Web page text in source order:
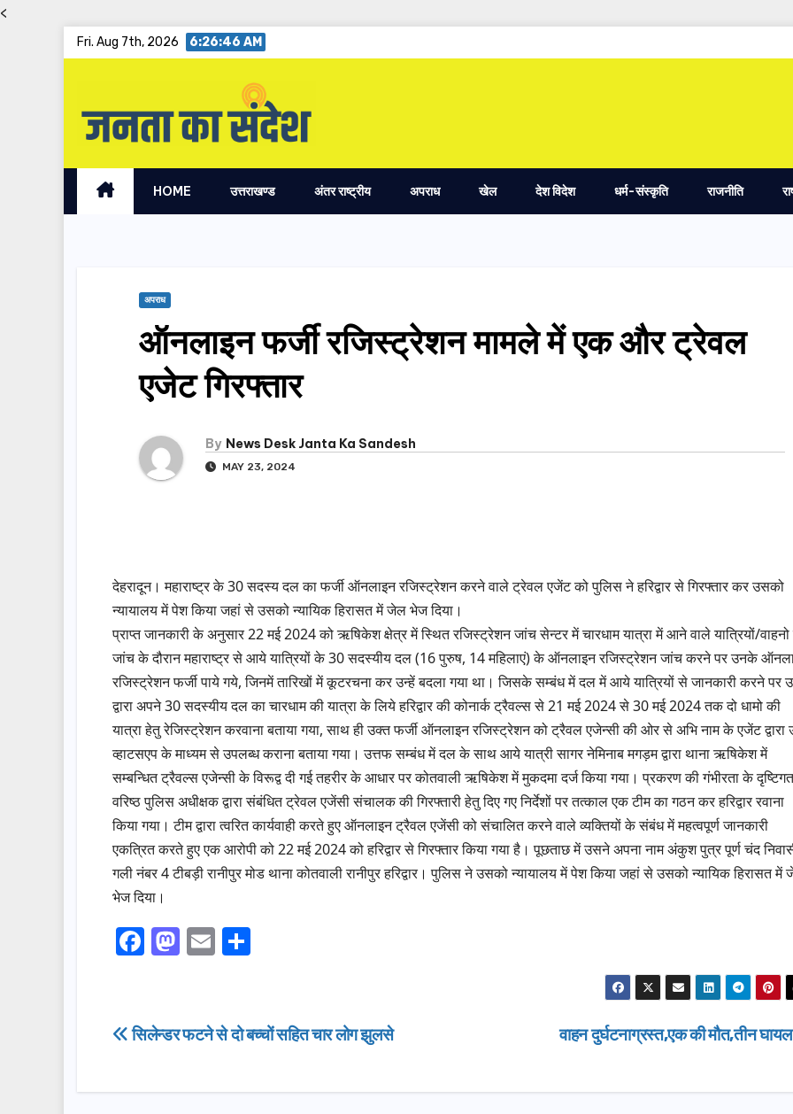
<
Fri. Aug 7th, 2026 6:26:47 AM
HOME उत्तराखण्ड अंतर राष्ट्रीय अपराध खेल देश विदेश धर्म-संस्कृति राजनीति
अपराध
ऑनलाइन फर्जी रजिस्ट्रेशन मामले में एक और ट्रेवल
एजेट गिरफ्तार
By News Desk Janta Ka Sandesh
MAY 23, 2024
देहरादून। महाराष्ट्र के 30 सदस्य दल का फर्जी ऑनलाइन रजिस्ट्रेशन करने वाले ट्रेवल एजेंट को पुलिस ने हरिद्वार से गिरफ्तार कर उसको
न्यायालय में पेश किया जहां से उसको न्यायिक हिरासत में जेल भेज दिया।
प्राप्त जानकारी के अनुसार 22 मई 2024 को ऋषिकेश क्षेत्र में स्थित रजिस्ट्रेशन जांच सेन्टर में चारधाम यात्रा में आने वाले यात्रियों/
जांच के दौरान महाराष्ट्र से आये यात्रियों के 30 सदस्यीय दल (16 पुरुष, 14 महिलाएं) के ऑनलाइन रजिस्ट्रेशन जांच करने पर उनके
रजिस्ट्रेशन फर्जी पाये गये, जिनमें तारिखों में कूटरचना कर उन्हें बदला गया था। जिसके सम्बंध में दल में आये यात्रियों से जानकारी करने पर
द्वारा अपने 30 सदस्यीय दल का चारधाम की यात्रा के लिये हरिद्वार की कोनार्क ट्रैवल्स से 21 मई 2024 से 30 मई 2024 तक दो धामो की
यात्रा हेतु रेजिस्ट्रेशन करवाना बताया गया, साथ ही उक्त फर्जी ऑनलाइन रजिस्ट्रेशन को ट्रैवल एजेन्सी की ओर से अभि नाम के एजेंट द्वारा
व्हाटसएप के माध्यम से उपलब्ध कराना बताया गया। उत्तफ सम्बंध में दल के साथ आये यात्री सागर नेमिनाब मगड़म द्वारा थाना ऋषिकेश में
सम्बन्धित ट्रैवल्स एजेन्सी के विरूद्व दी गई तहरीर के आधार पर कोतवाली ऋषिकेश में मुकदमा दर्ज किया गया। प्रकरण की गंभीरता के दृष्टिगत
वरिष्ठ पुलिस अधीक्षक द्वारा संबंधित ट्रेवल एजेंसी संचालक की गिरफ्तारी हेतु दिए गए निर्देशों पर तत्काल एक टीम का गठन कर हरिद्वार रवाना
किया गया। टीम द्वारा त्वरित कार्यवाही करते हुए ऑनलाइन ट्रैवल एजेंसी को संचालित करने वाले व्यक्तियों के संबंध में महत्वपूर्ण जानकारी
एकत्रित करते हुए एक आरोपी को 22 मई 2024 को हरिद्वार से गिरफ्तार किया गया है। पूछताछ में उसने अपना नाम अंकुश पुत्र पूर्ण चंद
गली नंबर 4 टीबड़ी रानीपुर मोड थाना कोतवाली रानीपुर हरिद्वार। पुलिस ने उसको न्यायालय में पेश किया जहां से उसको न्यायिक हिरासत में
भेज दिया।
F
e
o
M
o
o
E
e
Post
वाहन दुर्घटनाग्रस्त,एक की मौत,तीन घायल
सिलेन्डर फटने से दो बच्चों सहित चार लोग झुलसे